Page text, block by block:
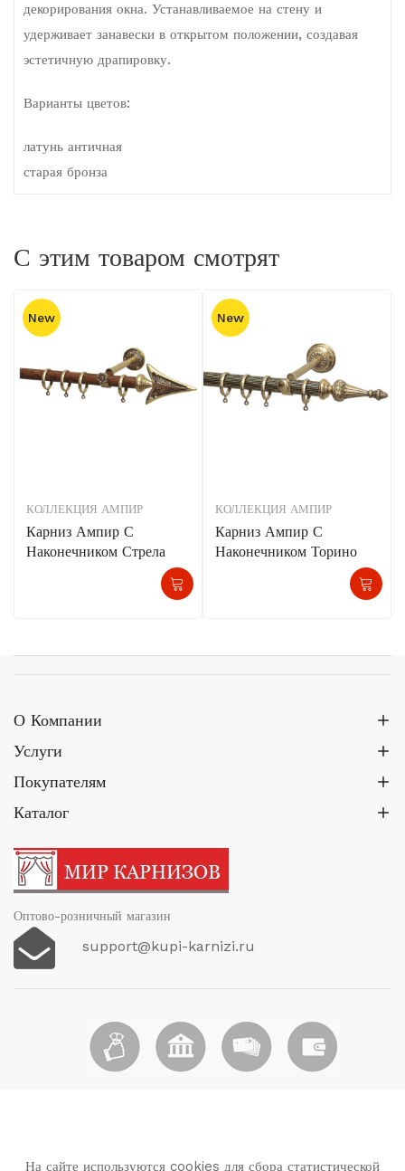
декорирования окна. Устанавливаемое на стену и
удерживает занавески в открытом положении, создавая
эстетичную драпировку.
Варианты цветов:
латунь античная
старая бронза
С этим товаром смотрят
New
КОЛЛЕКЦИЯ АМПИР
Карниз Ампир С
Наконечником Стрела
New
КОЛЛЕКЦИЯ АМПИР
Карниз Ампир С
Наконечником Торино
О Компании
Услуги
Покупателям
Каталог
Оптово-розничный магазин
support@kupi-karnizi.ru
На сайте используются cookies для сбора статистической